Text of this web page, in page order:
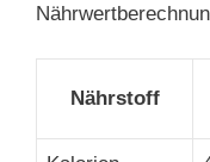
Nährstoff